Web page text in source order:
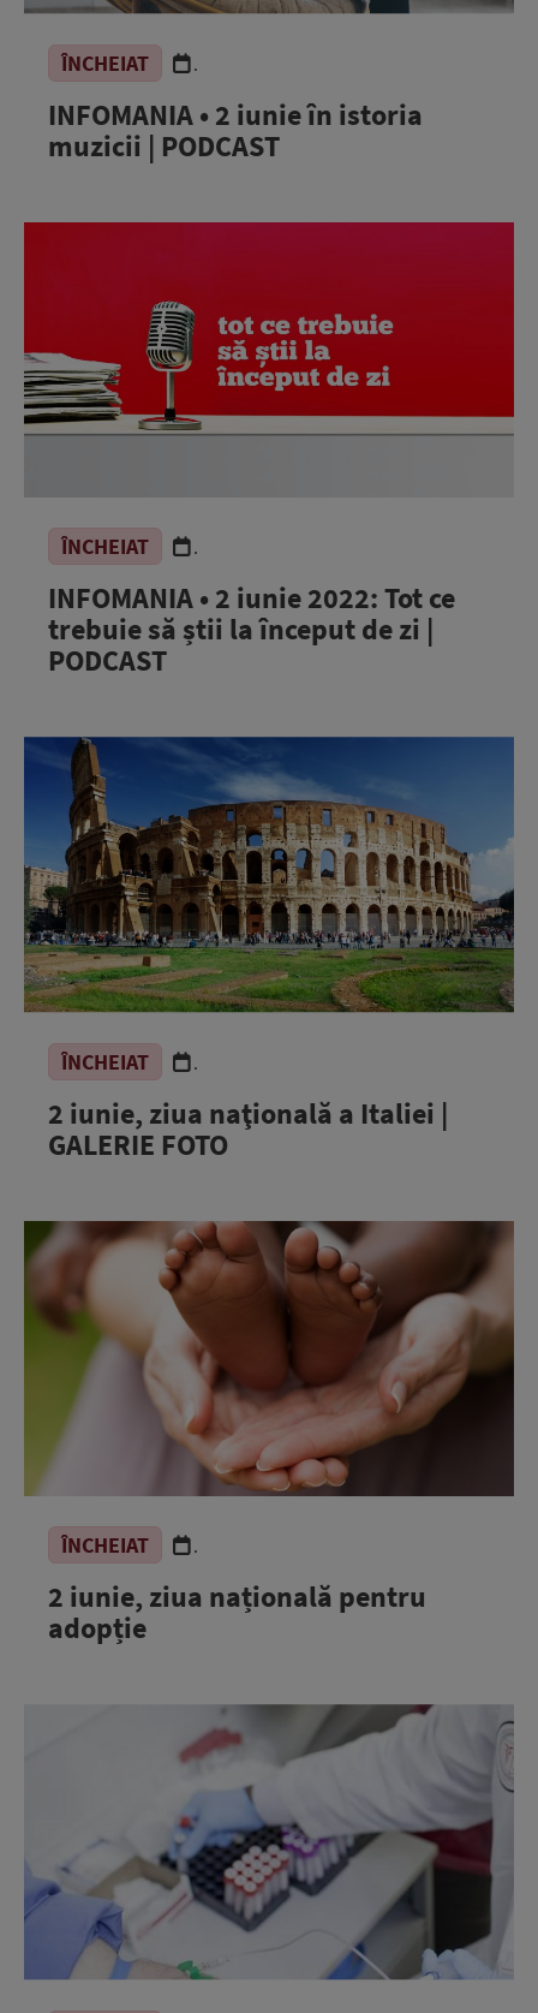
ÎNCHEIAT .
INFOMANIA • 2 iunie în istoria
muzicii | PODCAST
ÎNCHEIAT .
INFOMANIA • 2 iunie 2022: Tot ce
trebuie să știi la început de zi |
PODCAST
ÎNCHEIAT .
2 iunie, ziua naţională a Italiei |
GALERIE FOTO
ÎNCHEIAT .
2 iunie, ziua națională pentru
adopție